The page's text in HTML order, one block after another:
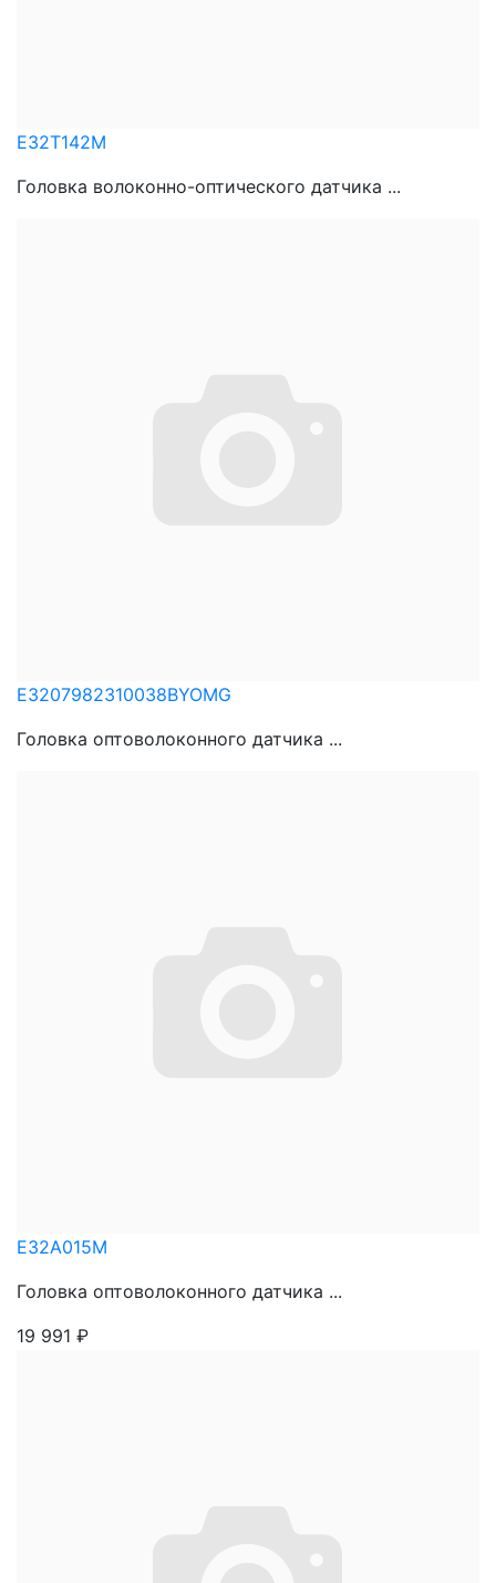
E32T142M
Головка волоконно-оптического датчика ...
E3207982310038BYOMG
Головка оптоволоконного датчика ...
E32A015M
Головка оптоволоконного датчика ...
19 991 ₽